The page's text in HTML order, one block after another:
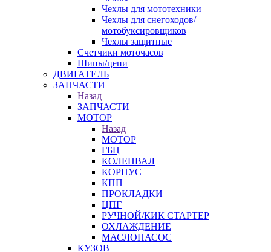
Чехлы для мототехники
Чехлы для снегоходов/
мотобуксировщиков
Чехлы защитные
Счетчики моточасов
Шипы/цепи
ДВИГАТЕЛЬ
ЗАПЧАСТИ
Назад
ЗАПЧАСТИ
МОТОР
Назад
МОТОР
ГБЦ
КОЛЕНВАЛ
КОРПУС
КПП
ПРОКЛАДКИ
ЦПГ
РУЧНОЙ/КИК СТАРТЕР
ОХЛАЖДЕНИЕ
МАСЛОНАСОС
КУЗОВ